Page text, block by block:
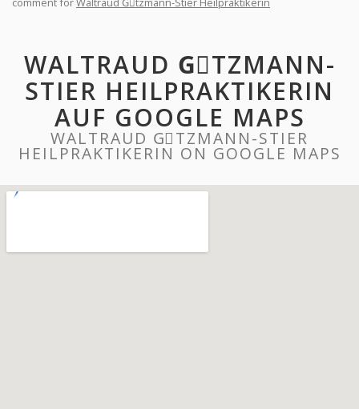
WALTRAUD GِTZMANN-
STIER HEILPRAKTIKERIN
AUF GOOGLE MAPS
WALTRAUD GِTZMANN-STIER
HEILPRAKTIKERIN ON GOOGLE MAPS